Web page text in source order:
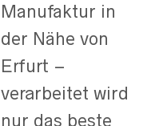
Manufaktur in
der Nähe von
Erfurt –
verarbeitet wird
nur das beste